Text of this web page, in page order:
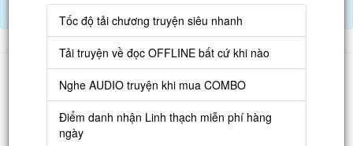
Nạp Lịch Thạch
Danh sách
Truyện mới
Truyện Hot
Tốc độ tải chương truyện siêu nhanh
Tải truyện về đọc OFFLINE bất cứ khi nào
Nghe AUDIO truyện khi mua COMBO
Điểm danh nhận Linh thạch miễn phí hàng
ngày